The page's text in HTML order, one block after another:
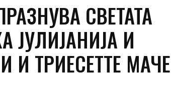
СВЕТАТА
ЈУЛИЈАНИЈА И
И ТРИЕСЕТТЕ